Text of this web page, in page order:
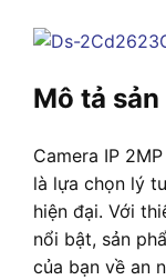
Mô tả
Camera IP
là lựa chọn lý
hiện đại. Với
nổi bật, sản
của bạn về an